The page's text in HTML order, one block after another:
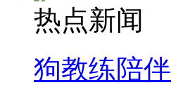
热点新闻
狗教练陪